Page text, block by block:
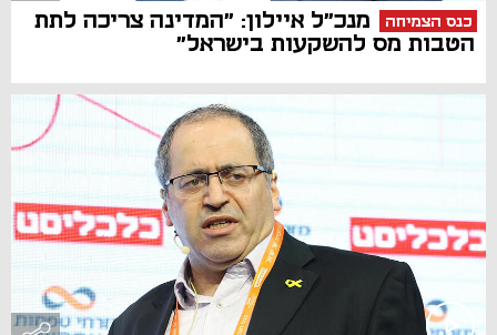
כנס הצמיחה
מנכ"ל איילון: "המדינה צריכה לתת
הטבות מס להשקעות בישראל"